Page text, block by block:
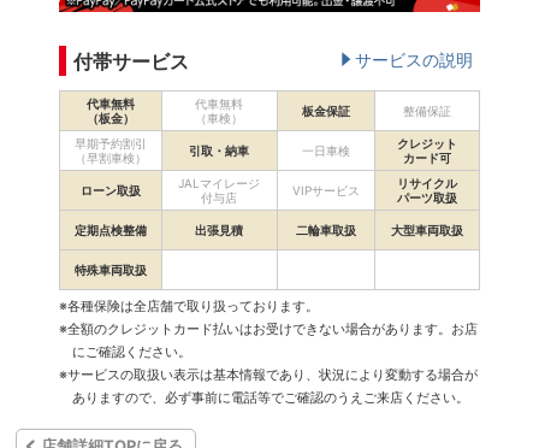
付帯サービス サービスの説明
代車無料
（板金）
代車無料
（車検）
板金保証 整備保証
早期予約割引
（早割車検）
引取・納車 一日車検
クレジット
カード可
ローン取扱
JALマイレージ
付与店
VIPサービス
リサイクル
パーツ取扱
定期点検整備 出張見積 二輪車取扱 大型車両取扱
特殊車両取扱
※各種保険は全店舗で取り扱っております。
※全額のクレジットカード払いはお受けできない場合があります。お店
にご確認ください。
※サービスの取扱い表示は基本情報であり、状況により変動する場合が
ありますので、必ず事前に電話等でご確認のうえご来店ください。